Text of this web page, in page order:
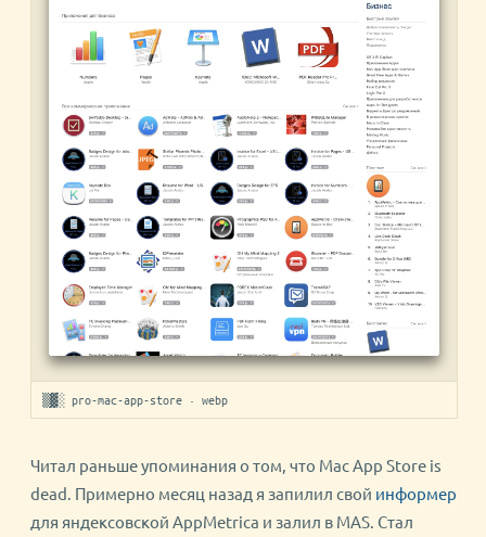
▒▓░ pro-mac-app-store · webp
Читал раньше упоминания о том, что Mac App Store is
dead. Примерно месяц назад я запилил свой информер
для яндексовской AppMetrica и залил в MAS. Стал